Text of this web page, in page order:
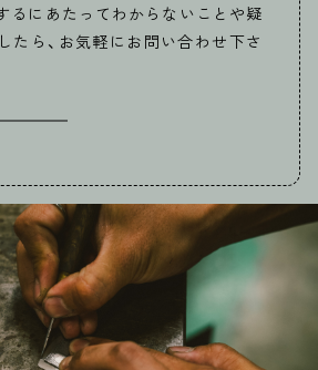
るにあたってわからないことや疑
たら、お気軽にお問い合わせ下さ